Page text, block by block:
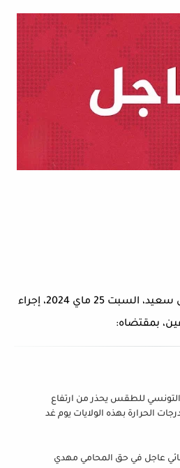
قرّر رئيس الجمهوريّة قيس سعيد، السبت 25 ماي 2024، إجراء
بمقتضاه:
للطقس يحذر من ارتفاع
الحرارة بهذه الولايات يوم غد
عاجل في حق المحامي مهدي